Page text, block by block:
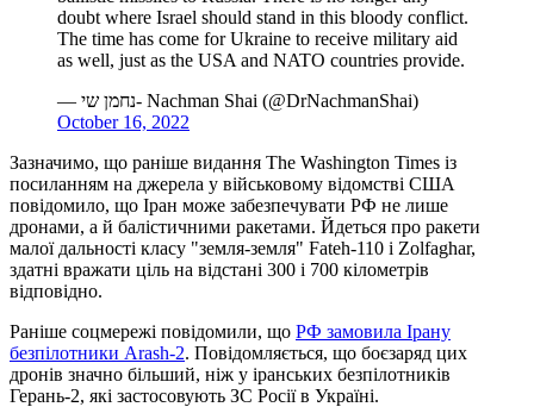
doubt where Israel should stand in this bloody conflict.
The time has come for Ukraine to receive military aid
as well, just as the USA and NATO countries provide.
— נחמן שי- Nachman Shai (@DrNachmanShai)
October 16, 2022
Зазначимо, що раніше видання The Washington Times із
посиланням на джерела у військовому відомстві США
повідомило, що Іран може забезпечувати РФ не лише
дронами, а й балістичними ракетами. Йдеться про ракети
малої дальності класу "земля-земля" Fateh-110 і Zolfaghar,
здатні вражати ціль на відстані 300 і 700 кілометрів
відповідно.
Раніше соцмережі повідомили, що РФ замовила Ірану
безпілотники Arash-2. Повідомляється, що боєзаряд цих
дронів значно більший, ніж у іранських безпілотників
Герань-2, які застосовують ЗС Росії в Україні.